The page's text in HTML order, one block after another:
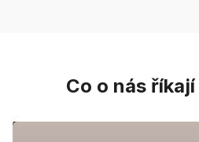
Co o nás